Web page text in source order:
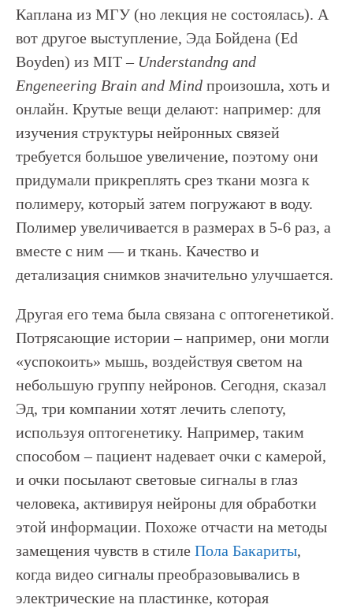
Каплана из МГУ (но лекция не состоялась). А
вот другое выступление, Эда Бойдена (Ed
Boyden) из MIT – Understandng and
Engeneering Brain and Mind произошла, хоть и
онлайн. Крутые вещи делают: например: для
изучения структуры нейронных связей
требуется большое увеличение, поэтому они
придумали прикреплять срез ткани мозга к
полимеру, который затем погружают в воду.
Полимер увеличивается в размерах в 5-6 раз, а
вместе с ним — и ткань. Качество и
детализация снимков значительно улучшается.
Другая его тема была связана с оптогенетикой.
Потрясающие истории – например, они могли
«успокоить» мышь, воздействуя светом на
небольшую группу нейронов. Сегодня, сказал
Эд, три компании хотят лечить слепоту,
используя оптогенетику. Например, таким
способом – пациент надевает очки с камерой,
и очки посылают световые сигналы в глаз
человека, активируя нейроны для обработки
этой информации. Похоже отчасти на методы
замещения чувств в стиле Пола Бакариты,
когда видео сигналы преобразовывались в
электрические на пластинке, которая